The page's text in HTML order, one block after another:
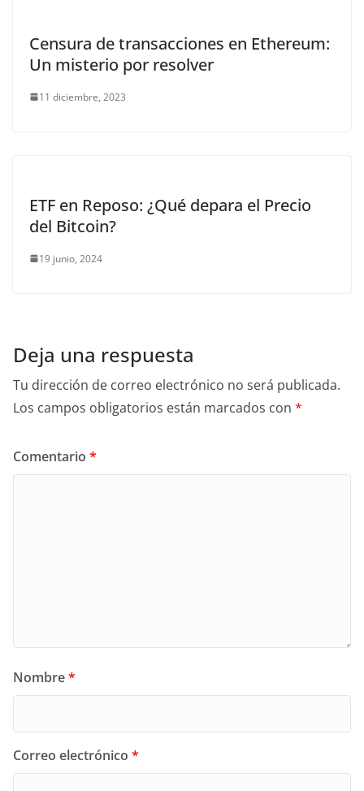
Censura de transacciones en Ethereum:
Un misterio por resolver
11 diciembre, 2023
ETF en Reposo: ¿Qué depara el Precio
del Bitcoin?
19 junio, 2024
Deja una respuesta
Tu dirección de correo electrónico no será publicada.
Los campos obligatorios están marcados con *
Comentario *
Nombre*
Correo electrónico *